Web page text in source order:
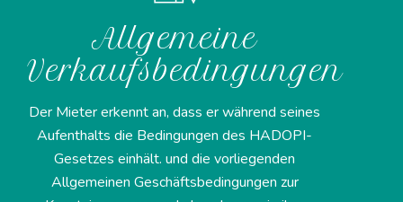
Allgemeine
Verkaufsbedingungen
Der Mieter erkennt an, dass er während seines
Aufenthalts die Bedingungen des HADOPI-
Gesetzes einhält. und die vorliegenden
Allgemeinen Geschäftsbedingungen zur